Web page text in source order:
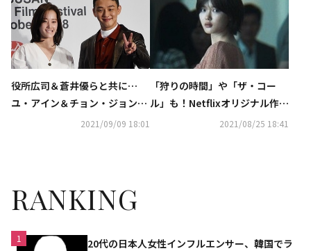
作品は（総合）
役所広司＆蒼井優らと共に…
ユ・アイン＆チョン・ジョンソ
「第15回アジア・フィルム・ア
2021/09/09 18:01
「狩りの時間」や「ザ・コー
ル」も！Netflixオリジナル作品
が韓国80ヶ所の映画館で上映決
2021/08/25 18:41
RANKING
1
20代の日本人女性インフルエンサー、韓国でラ